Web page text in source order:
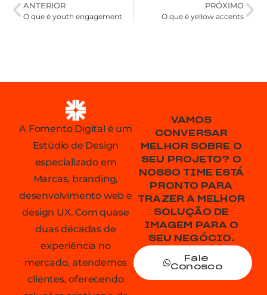
ANTERIOR
O que é youth engagement
PRÓXIMO
O que é yellow accents
A Fomento Digital é um
Estúdio de Design
especializado em
Marcas, branding,
desenvolvimento web e
design UX. Com quase
duas décadas de
experiência no
mercado, atendemos
clientes, oferecendo
VAMOS
CONVERSAR
MELHOR SOBRE O
SEU PROJETO? O
NOSSO TIME ESTÁ
PRONTO PARA
TRAZER A MELHOR
SOLUÇÃO DE
IMAGEM PARA O
SEU NEGÓCIO.
Fale
Conosco